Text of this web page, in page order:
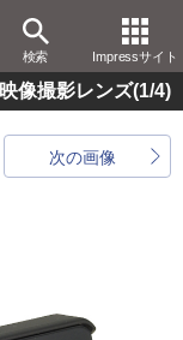
検索 Impressサイト
像撮影レンズ(1/4)
次の画像